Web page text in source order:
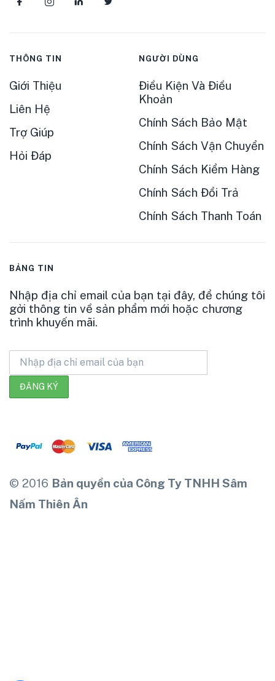
THÔNG TIN
Giới Thiệu
Liên Hệ
Trợ Giúp
Hỏi Đáp
NGƯỜI DÙNG
Điều Kiện Và Điều
Khoản
Chính Sách Bảo Mật
Chính Sách Vận Chuyển
Chính Sách Kiểm Hàng
Chính Sách Đổi Trả
Chính Sách Thanh Toán
BẢNG TIN
Nhập địa chỉ email của bạn tại đây, để chúng tôi
gởi thông tin về sản phẩm mới hoặc chương
trình khuyến mãi.
© 2016 Bản quyền của Công Ty TNHH Sâm
Nấm Thiên Ân